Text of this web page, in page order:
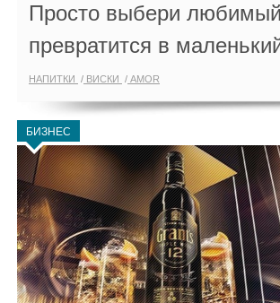
Просто выбери
превратится в
НАПИТКИ ВИСКИ AMOR
БИЗНЕС